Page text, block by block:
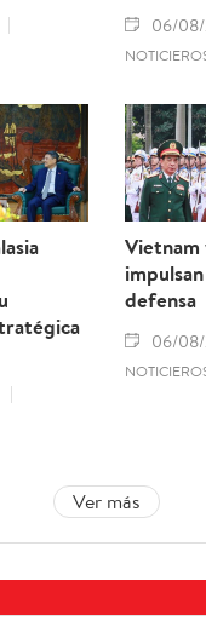
06/
Vietnam
defensa
06/
Ver más